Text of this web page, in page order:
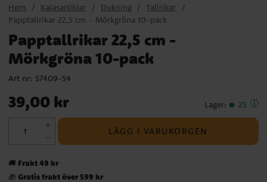
Hem Kalasartiklar Dukning
Tallrikar
Papptallrikar 22,5 cm - Mörkgröna 10-pack
Papptallrikar 22,5 cm -
Mörkgröna 10-pack
Art nr: S7409-54
Pris: 39,00 kr
39,00 kr Lager: 25
LÄGG I VARUKORGEN
🚚 Frakt 49 kr
🎁 Gratis frakt över 599 kr